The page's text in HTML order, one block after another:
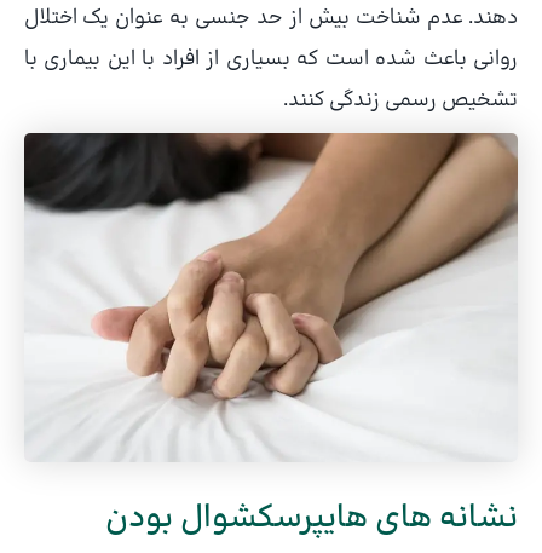
دهند. عدم شناخت بیش از حد جنسی به عنوان یک اختلال
روانی باعث شده است که بسیاری از افراد با این بیماری با
تشخیص رسمی زندگی کنند.
نشانه های هایپرسکشوال بودن